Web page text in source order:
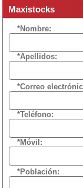
Maxistocks
*Nombre:
*Apellidos:
*Correo
*Teléfono:
*Móvil:
*Población: